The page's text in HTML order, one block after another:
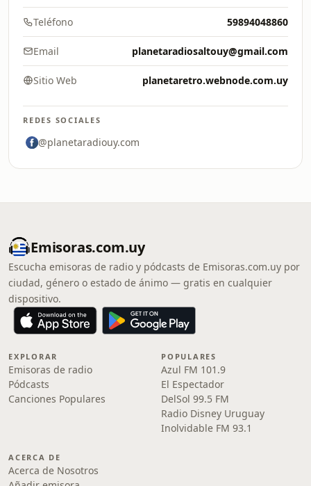
Teléfono 59894048860
Email planetaradiosaltouy@gmail.com
Sitio Web planetaretro.webnode.com.uy
REDES SOCIALES
@planetaradiouy.com
Emisoras.com.uy
Escucha emisoras de radio y pódcasts de Emisoras.com.uy por
ciudad, género o estado de ánimo — gratis en cualquier
dispositivo.
EXPLORAR
Emisoras de radio
Pódcasts
Canciones Populares
POPULARES
Azul FM 101.9
El Espectador
DelSol 99.5 FM
Radio Disney Uruguay
Inolvidable FM 93.1
ACERCA DE
Acerca de Nosotros